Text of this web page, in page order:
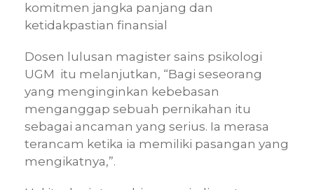
komitmen jangka panjang dan
ketidakpastian finansial
Dosen lulusan magister sains psikologi
UGM itu melanjutkan, “Bagi seseorang
yang menginginkan kebebasan
menganggap sebuah pernikahan itu
sebagai ancaman yang serius. Ia merasa
terancam ketika ia memiliki pasangan yang
mengikatnya,”.